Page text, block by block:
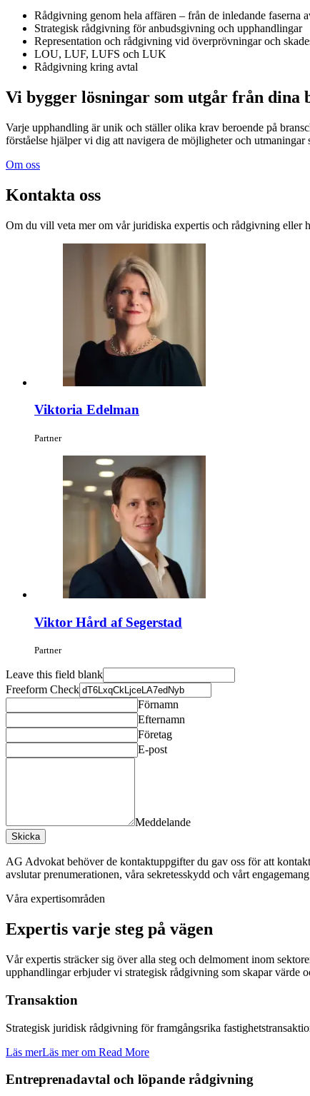
Rådgivning genom hela affären – från de inledande faserna
Strategisk rådgivning för anbudsgivning och upphandlingar
Representation och rådgivning vid överprövningar och
LOU, LUF, LUFS och LUK
Rådgivning kring avtal
Vi bygger lösningar som utgår från dina
Varje upphandling är unik och ställer olika krav beroende på
förståelse hjälper vi dig att navigera de möjligheter och
Om oss
Kontakta oss
Om du vill veta mer om vår juridiska expertis och rådgivning eller
Viktoria Edelman
Partner
Viktor Hård af Segerstad
Partner
Leave this field blank
Freeform Check
Förnamn
Efternamn
Företag
E-post
Meddelande
Skicka
AG Advokat behöver de kontaktuppgifter du gav oss för att
avslutar prenumerationen, våra sekretesskydd och vårt
Våra expertisområden
Expertis varje steg på vägen
Vår expertis sträcker sig över alla steg och delmoment inom
upphandlingar erbjuder vi strategisk rådgivning som skapar värde
Transaktion
Strategisk juridisk rådgivning för framgångsrika
Läs merLäs mer om Read More
Entreprenadavtal och löpande rådgivning